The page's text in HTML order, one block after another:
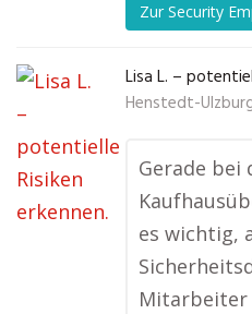
Zur Security
Lisa L. –
Henstedt-
Gerade bei
es wichtig,